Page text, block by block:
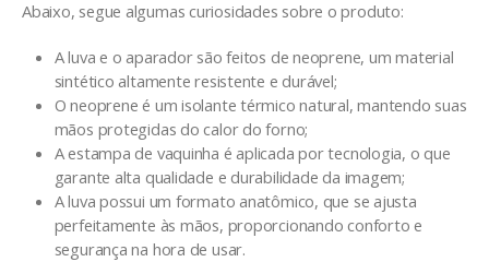
Abaixo, segue algumas curiosidades sobre o produto:
A luva e o aparador são feitos de neoprene, um material
sintético altamente resistente e durável;
O neoprene é um isolante térmico natural, mantendo suas
mãos protegidas do calor do forno;
A estampa de vaquinha é aplicada por tecnologia, o que
garante alta qualidade e durabilidade da imagem;
A luva possui um formato anatômico, que se ajusta
perfeitamente às mãos, proporcionando conforto e
segurança na hora de usar.